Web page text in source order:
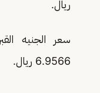
ريال.
سعر الجنيه
6.9566 ريال.